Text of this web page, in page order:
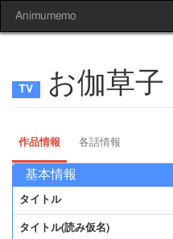
Animumemo
お伽草子
作品情報 各話情報
基本情報
タイトル
タイトル(読み仮名)